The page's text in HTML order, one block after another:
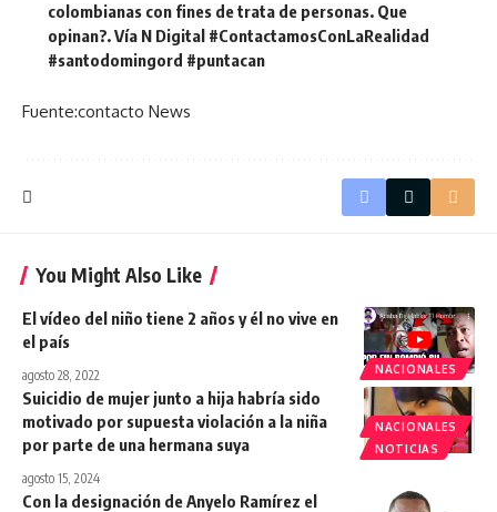
colombianas con fines de trata de personas. Que
opinan?. Vía N Digital #ContactamosConLaRealidad
#santodomingord #puntacan
Fuente:contacto News
You Might Also Like
NACIONALES
El vídeo del niño tiene 2 años y él no vive en
el país
agosto 28, 2022
NACIONALES
NOTICIAS
Suicidio de mujer junto a hija habría sido
motivado por supuesta violación a la niña
por parte de una hermana suya
agosto 15, 2024
Con la designación de Anyelo Ramírez el